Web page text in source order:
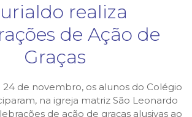
realiza
de Ação de
Graças
24 de novembro, os alunos do Colégio
na igreja matriz São Leonardo
de ação de graças alusivas ao